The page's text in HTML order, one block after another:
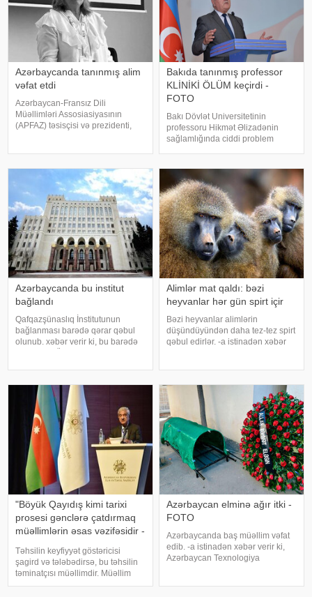
Azərbaycanda tanınmış alim
vəfat etdi
Azərbaycan-Fransız Dili
Müəllimləri Assosiasiyasının
(APFAZ) təsisçisi və prezidenti,
İnstitutu məlumat yayıb. Alim 62
yaşında ürəktutmada
Bakıda tanınmış professor
KLİNİKİ ÖLÜM keçirdi -
FOTO
Bakı Dövlət Universitetinin
professoru Hikmət Əlizadənin
sağlamlığında ciddi problem
yerində ürəyində narahatlıq hiss
etdikdən sonra təcili tibbi yardıma
müraciə
Azərbaycanda bu institut
bağlandı
Qafqazşünaslıq İnstitutunun
bağlanması barədə qərar qəbul
olunub. xəbər verir ki, bu barədə
olunub
Alimlər mat qaldı: bəzi
heyvanlar hər gün spirt içir
Bəzi heyvanlar alimlərin
düşündüyündən daha tez-tez spirt
qəbul edirlər. -a istinadən xəbər
Universitetinin britaniyalı alimlər
"Böyük Qayıdış kimi tarixi
prosesi gənclərə çatdırmaq
müəllimlərin əsas vəzifəsidir -
Təhsilin keyfiyyət göstəricisi
şagird və tələbədirsə, bu təhsilin
təminatçısı müəllimdir. Müəllim
adını qorumaq, yüksəltmək hər
Azərbaycan elminə ağır itki -
FOTO
Azərbaycanda baş müəllim vəfat
edib. -a istinadən xəbər verir ki,
Azərbaycan Texnologiya